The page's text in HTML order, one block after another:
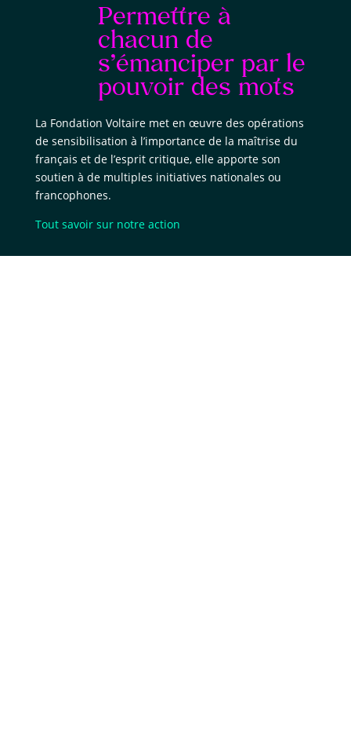
La Fondation Voltaire met en œuvre des opérations
de sensibilisation à l’importance de la maîtrise du
français et de l’esprit critique, elle apporte son
soutien à de multiples initiatives nationales ou
francophones.
Tout savoir sur notre action
Permettre à
chacun de
s’émanciper par le
pouvoir des mots